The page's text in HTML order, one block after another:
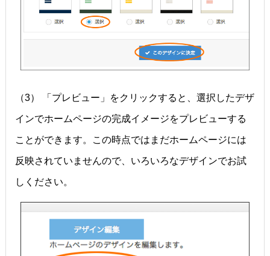
（3） 「プレビュー」をクリックすると、選択したデザ
インでホームページの完成イメージをプレビューする
ことができます。この時点ではまだホームページには
反映されていませんので、いろいろなデザインでお試
しください。